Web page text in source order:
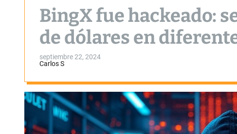
BingX fue hackeado:
de dólares en
septiembre 22, 2024
Carlos S